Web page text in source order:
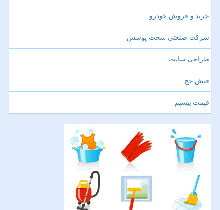
خرید و فروش خودرو
شرکت صنعتی سخت پوشش
طراحی سایت
فیش حج
قیمت بیسیم